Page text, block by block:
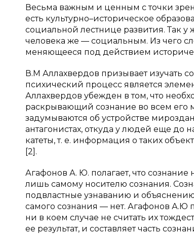
Весьма важным и ценным с точки
есть культурно–историческое
социальной лестнице развития. Так
человека же — социальным. Из чего
меняющееся под действием
В.М Аллахвердов призывает изучать
психический процесс является
Аллахвердов убежден в том, что
раскрывающий сознание во всем его
задумываются об устройстве
антагонистах, откуда у людей еще до
катеты, т. е. информация о таких
[2].
Агафонов А. Ю. полагает, что сознание
лишь самому носителю сознания.
подвластные узнаванию и
самого сознания — нет. Агафонов А.Ю
ни в коем случае не считать их
ее результат, и составляет часть